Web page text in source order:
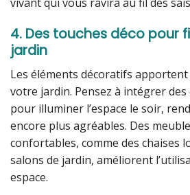
4. Des touches déco pour
jardin
Les éléments décoratifs
votre jardin. Pensez à intégrer
pour illuminer l’espace le soir,
encore plus agréables. Des
confortables, comme des chaises
salons de jardin, améliorent
espace.